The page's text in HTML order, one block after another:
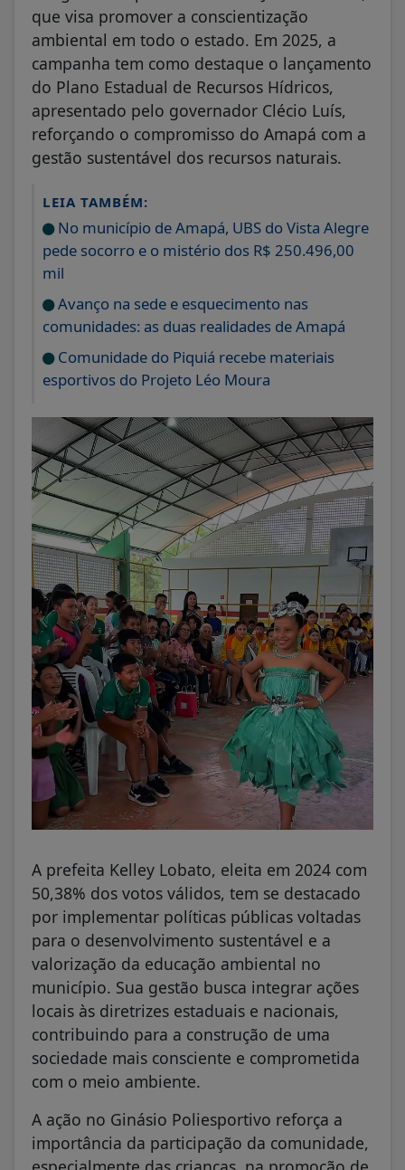
que visa promover a conscientização
ambiental em todo o estado. Em 2025, a
campanha tem como destaque o lançamento
do Plano Estadual de Recursos Hídricos,
apresentado pelo governador Clécio Luís,
reforçando o compromisso do Amapá com a
gestão sustentável dos recursos naturais.
LEIA TAMBÉM:
No município de Amapá, UBS do Vista Alegre
pede socorro e o mistério dos R$ 250.496,00
mil
Avanço na sede e esquecimento nas
comunidades: as duas realidades de Amapá
Comunidade do Piquiá recebe materiais
esportivos do Projeto Léo Moura
A prefeita Kelley Lobato, eleita em 2024 com
50,38% dos votos válidos, tem se destacado
por implementar políticas públicas voltadas
para o desenvolvimento sustentável e a
valorização da educação ambiental no
município. Sua gestão busca integrar ações
locais às diretrizes estaduais e nacionais,
contribuindo para a construção de uma
sociedade mais consciente e comprometida
com o meio ambiente.
A ação no Ginásio Poliesportivo reforça a
importância da participação da comunidade,